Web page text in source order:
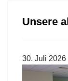
Unsere
30. Juli 2026